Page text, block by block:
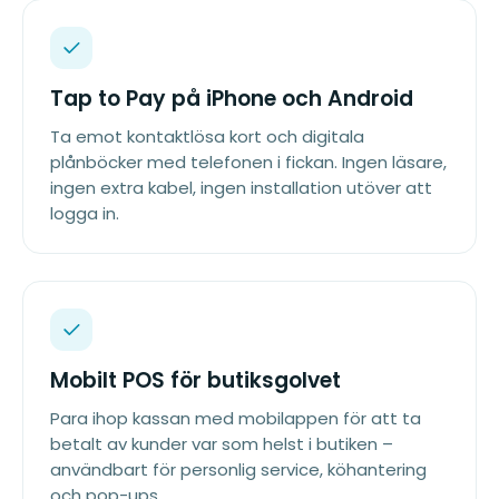
Tap to Pay på iPhone och Android
Ta emot kontaktlösa kort och digitala
plånböcker med telefonen i fickan. Ingen läsare,
ingen extra kabel, ingen installation utöver att
logga in.
Mobilt POS för butiksgolvet
Para ihop kassan med mobilappen för att ta
betalt av kunder var som helst i butiken –
användbart för personlig service, köhantering